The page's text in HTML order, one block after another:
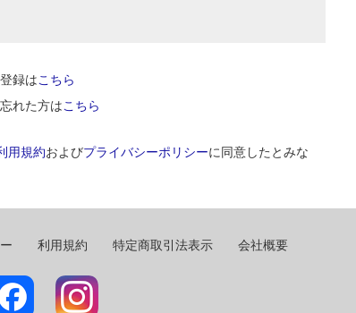
録はこちら
れた方はこちら
用規約およびプライバシーポリシーに同意したとみな
利用規約 特定商取引法表示 会社概要